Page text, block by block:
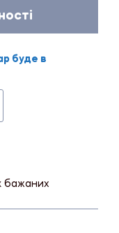
буде в
бажаних